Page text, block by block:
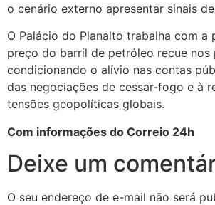
o cenário externo apresentar sinais
O Palácio do Planalto trabalha com a
preço do barril de petróleo recue nos
condicionando o alívio nas contas
das negociações de cessar-fogo e à
tensões geopolíticas globais.
Com informações do Correio 24h
Deixe um
O seu endereço de e-mail não será